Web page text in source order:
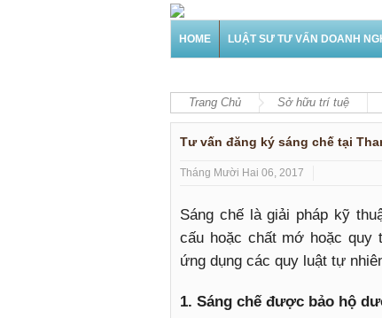
HOME LUẬT SƯ TƯ VẤN DOANH
Trang Chủ Sở hữu trí tuệ
Tư vấn đăng ký sáng chế tại
Tháng Mười Hai 06, 2017
Sáng chế là giải pháp kỹ
cấu hoặc chất mớ hoặc quy
ứng dụng các quy luật tự
1. Sáng chế được bảo hộ